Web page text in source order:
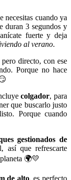
necesitas cuando ya
duran 3 segundos y
fuerte y deja
al verano.
directo, con ese
Porque no hace
colgador, para
que buscarlo justo
Porque cuando
gestionados de
que refrescarte
🌍💛